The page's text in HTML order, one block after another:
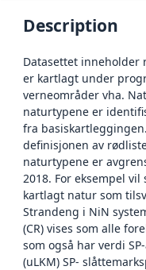
Description
Datasettet inneholder
er kartlagt under
verneområder vha.
naturtypene er
fra
definisjonen av
naturtypene er
2018. For eksempel vil
kartlagt natur som
Strandeng i NiN
(CR) vises som alle
som også har verdi
(uLKM) SP-